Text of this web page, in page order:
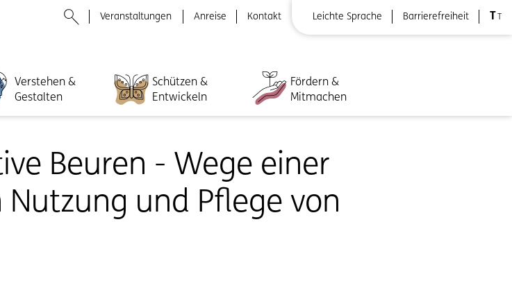
Veranstaltungen Anreise Kontakt Leichte Sprache Barrierefreiheit
Verstehen &
Gestalten
Schützen &
Entwickeln
Fördern &
Mitmachen
Beuren - Wege einer
und Pflege von